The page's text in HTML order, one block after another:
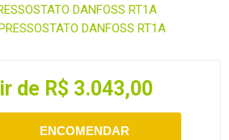
DANFOSS RT1A
DANFOSS RT1A
de R$ 3.043,00
ENCOMENDAR